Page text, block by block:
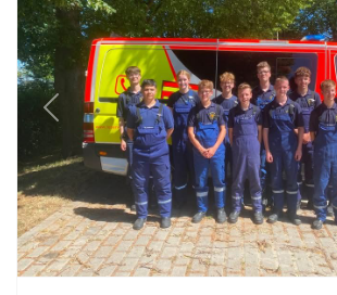
Previous